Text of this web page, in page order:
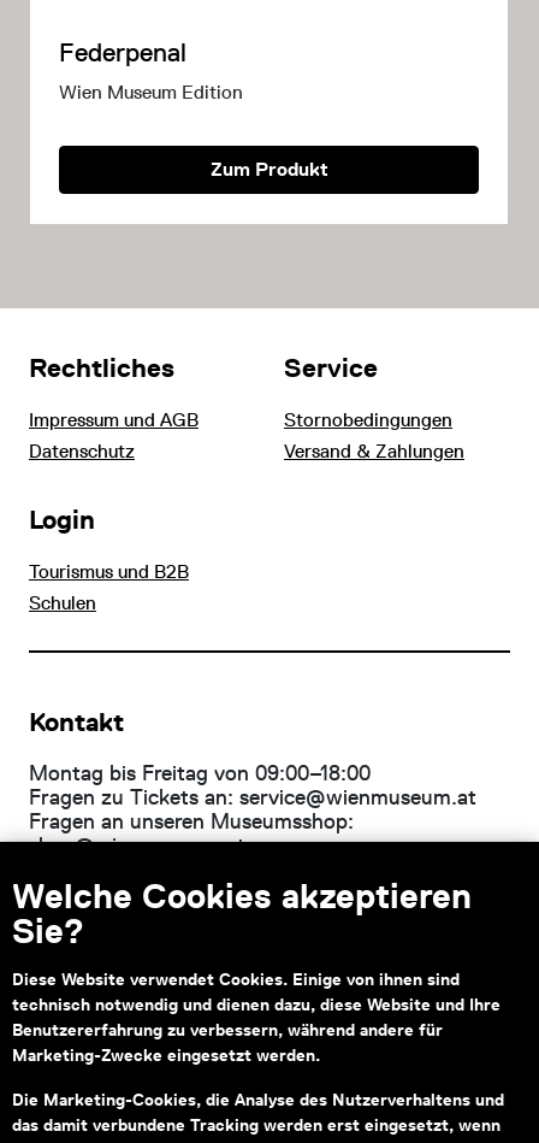
Welche Cookies akzeptieren
Sie?
Diese Website verwendet Cookies. Einige von ihnen sind
technisch notwendig und dienen dazu, diese Website und Ihre
Benutzererfahrung zu verbessern, während andere für
Marketing-Zwecke eingesetzt werden.
Die Marketing-Cookies, die Analyse des Nutzerverhaltens und
das damit verbundene Tracking werden erst eingesetzt, wenn
Federpenal
Wien Museum Edition
Zum Produkt
Rechtliches
Impressum und AGB
Datenschutz
Service
Stornobedingungen
Versand & Zahlungen
Login
Tourismus und B2B
Schulen
Kontakt
Montag bis Freitag von 09:00–18:00
Fragen zu Tickets an: service@wienmuseum.at
Fragen an unseren Museumsshop:
shop@wienmuseum.at
Wien Museum, Karlsplatz
1040 Wien
Subventionsgeber Hauptsponsor